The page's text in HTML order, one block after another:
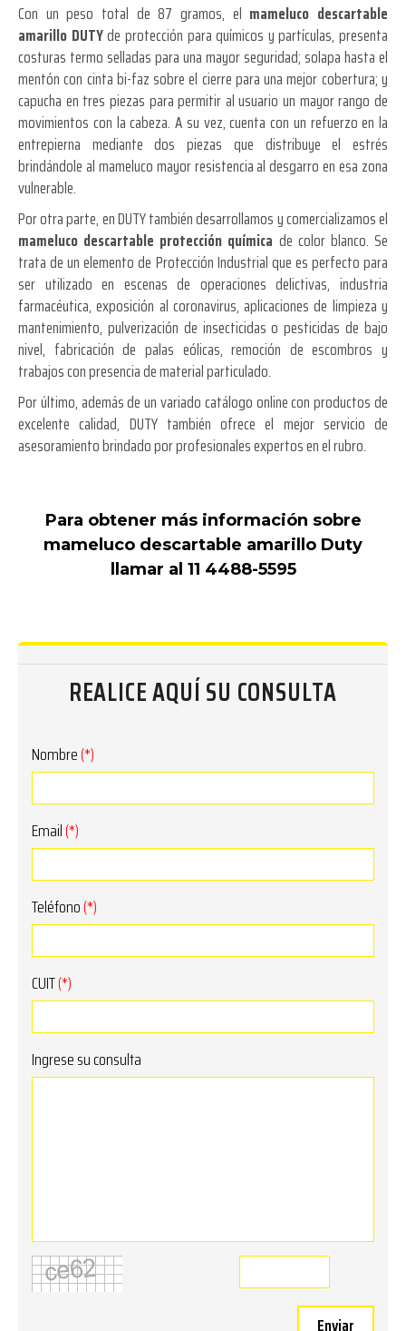
Con un peso total de 87 gramos, el mameluco descartable
amarillo DUTYde protección para químicos y partículas, presenta
costuras termo selladas para una mayor seguridad; solapa hasta el
mentón con cinta bi-faz sobre el cierre para una mejor cobertura; y
capucha en tres piezas para permitir al usuario un mayor rango de
movimientos con la cabeza. A su vez, cuenta con un refuerzo en la
entrepierna mediante dos piezas que distribuye el estrés
brindándole al mameluco mayor resistencia al desgarro en esa zona
vulnerable.
Por otra parte, en DUTY también desarrollamos y comercializamos el
mameluco descartable protección química de color blanco. Se
trata de un elemento de Protección Industrial que es perfecto para
ser utilizado en escenas de operaciones delictivas, industria
farmacéutica, exposición al coronavirus, aplicaciones de limpieza y
mantenimiento, pulverización de insecticidas o pesticidas de bajo
nivel, fabricación de palas eólicas, remoción de escombros y
trabajos con presencia de material particulado.
Por último, además de un variado catálogo online con productos de
excelente calidad, DUTY también ofrece el mejor servicio de
asesoramiento brindado por profesionales expertos en el rubro.
Para obtener más información sobre
mameluco descartable amarillo Duty
llamar al 11 4488-5595
REALICE AQUÍ SU CONSULTA
Nombre(*)
Email(*)
Teléfono(*)
CUIT(*)
Ingrese su consulta
Enviar